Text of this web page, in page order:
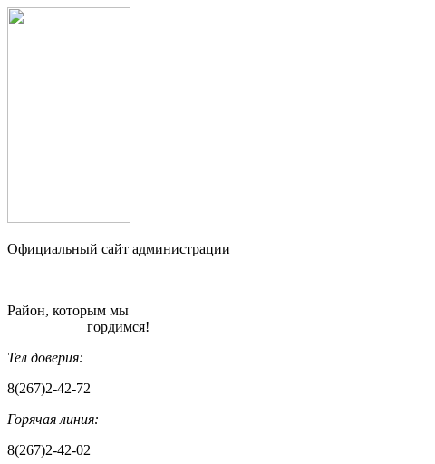
Официальный сайт администрации
Район, которым мы
гордимся!
Тел доверия:
8(267)2-42-72
Горячая линия:
8(267)2-42-02